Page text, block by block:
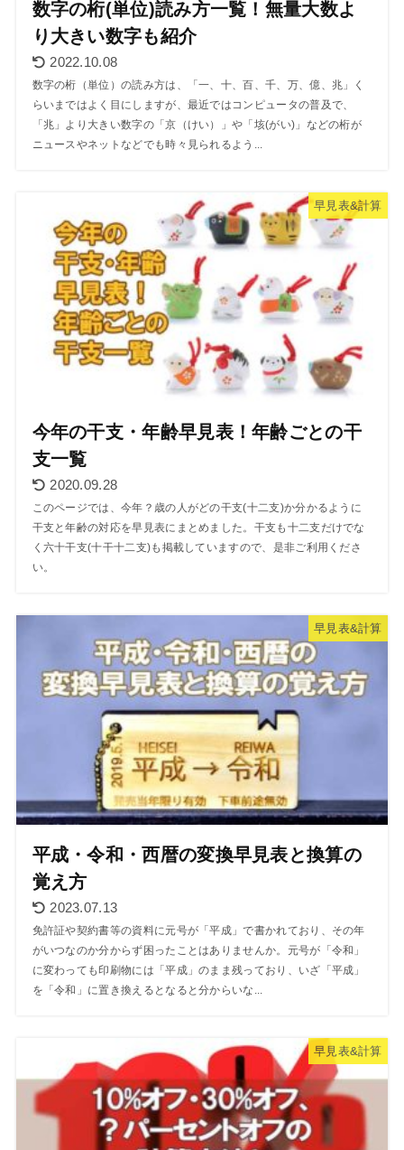
数字の桁(単位)読み方一覧！無量大数よ
り大きい数字も紹介
2022.10.08
数字の桁（単位）の読み方は、「一、十、百、千、万、億、兆」く
らいまではよく目にしますが、最近ではコンピュータの普及で、
「兆」より大きい数字の「京（けい）」や「垓(がい)」などの桁が
ニュースやネットなどでも時々見られるよう...
早見表&計算
今年の干支・年齢早見表！年齢ごとの干
支一覧
2020.09.28
このページでは、今年？歳の人がどの干支(十二支)か分かるように
干支と年齢の対応を早見表にまとめました。干支も十二支だけでな
く六十干支(十干十二支)も掲載していますので、是非ご利用くださ
い。
早見表&計算
平成・令和・西暦の変換早見表と換算の
覚え方
2023.07.13
免許証や契約書等の資料に元号が「平成」で書かれており、その年
がいつなのか分からず困ったことはありませんか。元号が「令和」
に変わっても印刷物には「平成」のまま残っており、いざ「平成」
を「令和」に置き換えるとなると分からいな...
早見表&計算